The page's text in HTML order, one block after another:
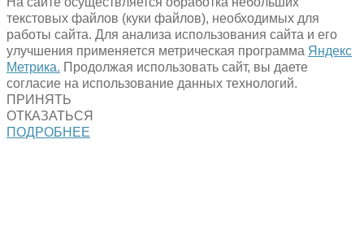
текстовых файлов (куки файлов), необходимых для
работы сайта. Для анализа использования сайта и его
улучшения применяется метрическая программа Яндекс
Метрика. Продолжая использовать сайт, вы даете
согласие на использование данных технологий.
ПРИНЯТЬ
ОТКАЗАТЬСЯ
ПОДРОБНЕЕ